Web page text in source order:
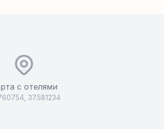
с отелями
, 37.581234